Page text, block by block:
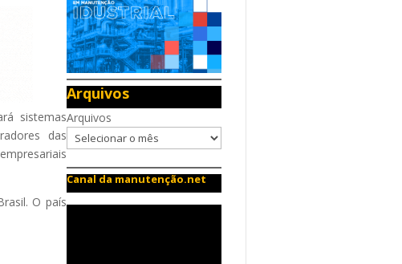
sistemas
das
O país
Arquivos
Arquivos
Canal da manutenção.net